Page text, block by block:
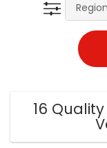
Region
16